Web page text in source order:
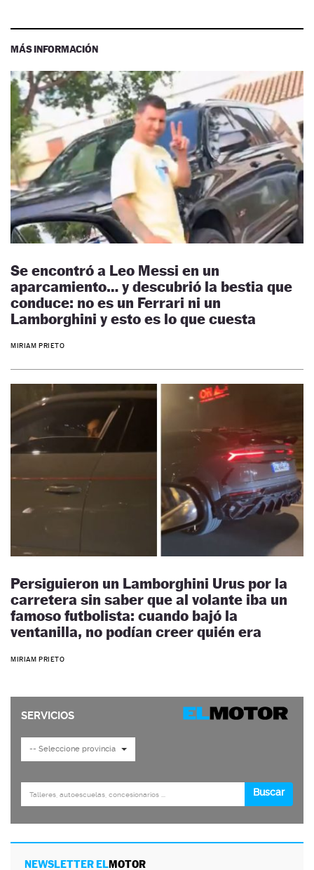
MÁS INFORMACIÓN
Se encontró a Leo Messi en un
aparcamiento… y descubrió la bestia que
conduce: no es un Ferrari ni un
Lamborghini y esto es lo que cuesta
MIRIAM PRIETO
Persiguieron un Lamborghini Urus por la
carretera sin saber que al volante iba un
famoso futbolista: cuando bajó la
ventanilla, no podían creer quién era
MIRIAM PRIETO
NEWSLETTER ELMOTOR